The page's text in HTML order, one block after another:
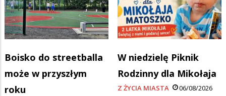
Boisko do streetballa
może w przyszłym
roku
W niedzielę Piknik
Rodzinny dla Mikołaja
Z ŻYCIA MIASTA 06/08/2026